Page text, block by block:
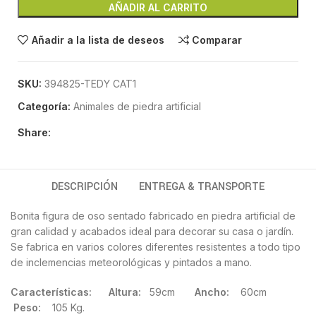
AÑADIR AL CARRITO
Añadir a la lista de deseos Comparar
SKU: 394825-TEDY CAT1
Categoría: Animales de piedra artificial
Share:
DESCRIPCIÓN ENTREGA & TRANSPORTE
Bonita figura de oso sentado fabricado en piedra artificial de
gran calidad y acabados ideal para decorar su casa o jardín.
Se fabrica en varios colores diferentes resistentes a todo tipo
de inclemencias meteorológicas y pintados a mano.
Características: Altura: 59cm Ancho:
60cm
Peso:
105 Kg.